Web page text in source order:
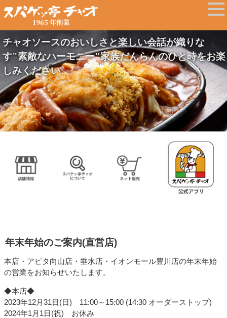
チャオソースのおいしさと楽しい会話が織りな
す"素敵なハーモニー"家族だんらんのひと時をお楽
しみください
年末年始のご案内(直営店)
本店・アピタ向山店・垂水店・イオンモール豊川店の年末年始
の営業をお知らせいたします。
◆本店◆
2023年12月31日(日) 11:00～15:00 (14:30 オーダーストップ)
2024年1月1日(祝) お休み